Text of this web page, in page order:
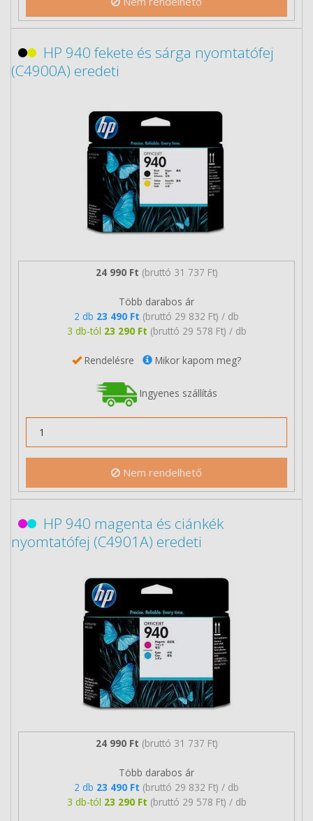
HP 940 fekete és sárga nyomtatófej
(C4900A) eredeti
24 990 Ft (bruttó 31 737 Ft)
Több darabos ár
2 db 23 490 Ft (bruttó 29 832 Ft) / db
3 db-tól 23 290 Ft (bruttó 29 578 Ft) / db
Rendelésre Mikor kapom meg?
Ingyenes szállítás
Nem rendelhető
HP 940 magenta és ciánkék
nyomtatófej (C4901A) eredeti
24 990 Ft (bruttó 31 737 Ft)
Több darabos ár
2 db 23 490 Ft (bruttó 29 832 Ft) / db
3 db-tól 23 290 Ft (bruttó 29 578 Ft) / db